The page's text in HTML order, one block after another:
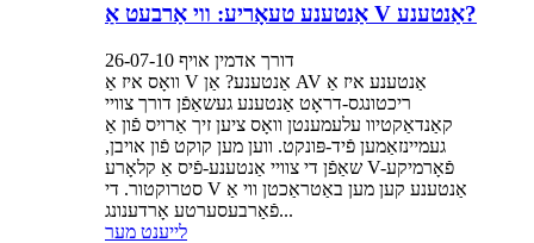
אַנטענע טעאָריע: ווי אַרבעט אַ V אַנטענע?
דורך אדמין אויף 26-07-10
וואָס איז אַ V אַנטענע? אַן AV אַנטענע איז אַ
ריכטונגס-דראָט אַנטענע געשאַפֿן דורך צוויי
קאַנדאַקטיוו עלעמענטן וואָס ציען זיך אַרויס פֿון אַ
געמיינזאַמען פֿיד-פּונקט. ווען מען קוקט פֿון אויבן,
שאַפֿן די צוויי אַנטענע-פֿיס אַ קלאָרע V-פֿאָרמיקע
סטרוקטור. די V אַנטענע קען מען באַטראַכטן ווי אַ
פֿאַרבעסערטע אָרדענונג...
לייענט מער